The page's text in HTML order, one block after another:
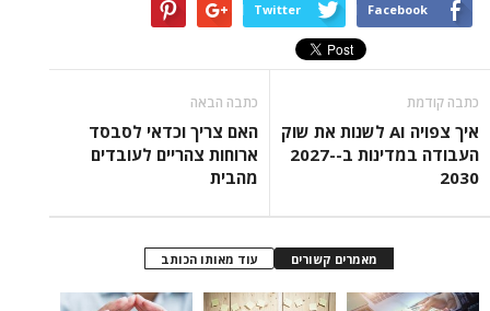
Facebook
Twitter
כתבה קודמת
איך צפויה AI לשנות את שוק
העבודה במדינות ב-2027-
2030
כתבה הבאה
האם צריך וכדאי לסבסד
ארוחות צהריים לעובדים
מהבית
מאמרים קשורים עוד מאותו הכותב